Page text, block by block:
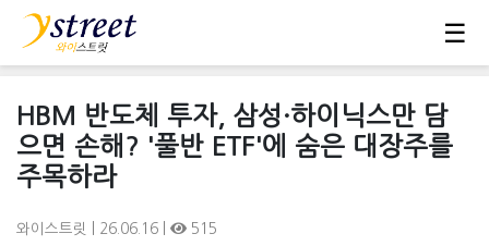
☰
HBM 반도체 투자, 삼성·하이닉스만 담
으면 손해? '풀반 ETF'에 숨은 대장주를
주목하라
와이스트릿 | 26.06.16 | 515